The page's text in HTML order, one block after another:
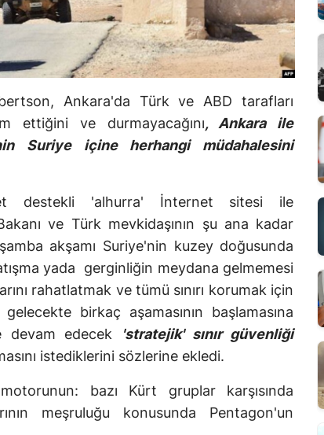
Ankara'da Türk ve ABD tarafları
ettiğini ve durmayacağını, Ankara ile
Suriye içine herhangi müdahalesini
destekli 'alhurra' İnternet sitesi ile
ve Türk mevkidaşının şu ana kadar
akşamı Suriye'nin kuzey doğusunda
yada gerginliğin meydana gelmemesi
rahatlatmak ve tümü sınırı korumak için
birkaç aşamasının başlamasına
devam edecek
'stratejik' sınır güvenliği
istediklerini sözlerine ekledi.
bazı Kürt gruplar karşısında
meşruluğu konusunda Pentagon'un